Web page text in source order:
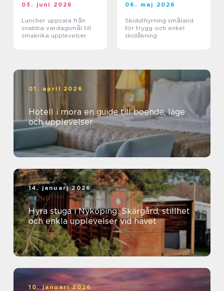
03. juni 2026
Luncher uppsala från
snabba vardagsmål till
smakrika upplevelser
06. maj 2026
Skiduthyrning småland
för trygg och enkel
skidåkning
01. april 2026
Hotell i mora en guide till boende, läge
och upplevelser
14. januari 2026
Hyra stuga i Nyköping: Skärgård, stillhet
och enkla upplevelser vid havet
10. januari 2026